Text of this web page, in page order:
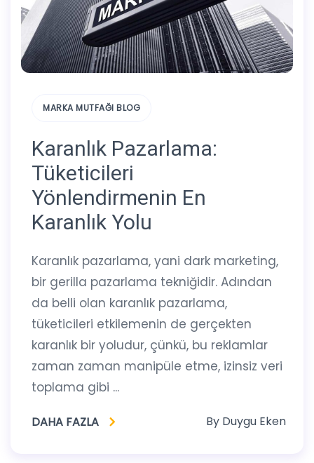
MARKA MUTFAĞI BLOG
Karanlık Pazarlama:
Tüketicileri
Yönlendirmenin En
Karanlık Yolu
Karanlık pazarlama, yani dark marketing,
bir gerilla pazarlama tekniğidir. Adından
da belli olan karanlık pazarlama,
tüketicileri etkilemenin de gerçekten
karanlık bir yoludur, çünkü, bu reklamlar
zaman zaman manipüle etme, izinsiz veri
toplama gibi ...
DAHA FAZLA By Duygu Eken